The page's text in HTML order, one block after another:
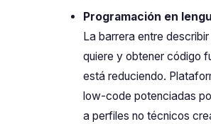
Programación en
La barrera entre
quiere y obtener código
está reduciendo.
low-code potenciadas
a perfiles no técnicos